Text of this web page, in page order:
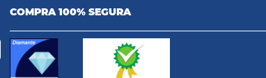
COMPRA 100% SEGURA